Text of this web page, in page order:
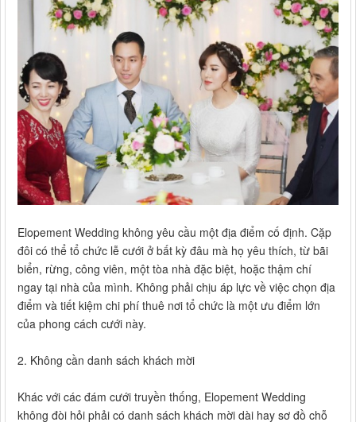
Elopement Wedding không yêu cầu một địa điểm cố định. Cặp
đôi có thể tổ chức lễ cưới ở bất kỳ đâu mà họ yêu thích, từ bãi
biển, rừng, công viên, một tòa nhà đặc biệt, hoặc thậm chí
ngay tại nhà của mình. Không phải chịu áp lực về việc chọn địa
điểm và tiết kiệm chi phí thuê nơi tổ chức là một ưu điểm lớn
của phong cách cưới này.
2. Không cần danh sách khách mời
Khác với các đám cưới truyền thống, Elopement Wedding
không đòi hỏi phải có danh sách khách mời dài hay sơ đồ chỗ